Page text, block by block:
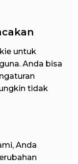
untuk
Anda bisa
tidak
Anda